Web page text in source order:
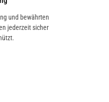
und bewährten
jederzeit sicher